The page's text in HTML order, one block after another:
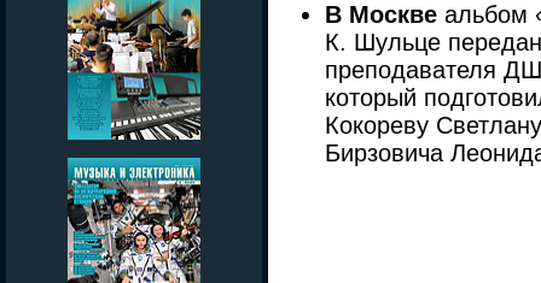
В Москве альбом
К. Шульце
преподавателя
который
Кокореву
Бирзовича